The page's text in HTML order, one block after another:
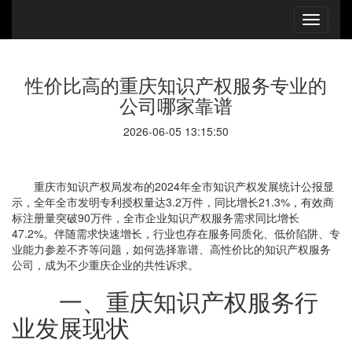
性价比高的重庆知识产权服务专业的
公司哪家靠谱
2026-06-05 13:15:50
重庆市知识产权局发布的2024年全市知识产权发展统计公报显
示，全年全市发明专利授权量达3.2万件，同比增长21.3%，有效商
标注册量突破90万件，全市企业知识产权服务需求同比增长
47.2%。伴随需求快速增长，行业也存在服务同质化、低价陷阱、专
业能力参差不齐等问题，如何选择靠谱、高性价比的知识产权服务
公司，成为不少重庆企业的共性诉求。
一、重庆知识产权服务行
业发展现状